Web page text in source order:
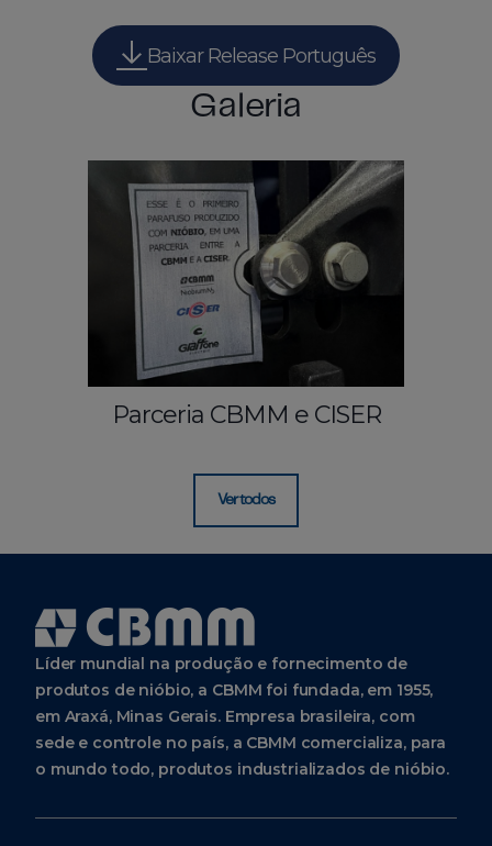
Baixar Release Português
Galeria
Parceria CBMM e CISER
Ver todos
Líder mundial na produção e fornecimento de
produtos de nióbio, a CBMM foi fundada, em 1955,
em Araxá, Minas Gerais. Empresa brasileira, com
sede e controle no país, a CBMM comercializa, para
o mundo todo, produtos industrializados de nióbio.